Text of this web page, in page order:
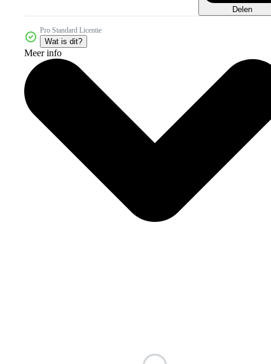
Delen
Pro Standard Licentie
Wat is dit?
Meer info